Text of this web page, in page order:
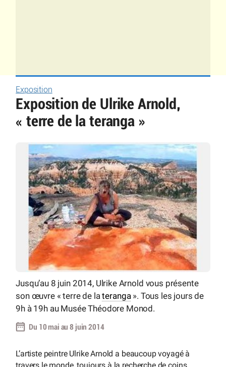
Exposition
Exposition de Ulrike Arnold,
« terre de la teranga »
Jusqu’au 8 juin 2014, Ulrike Arnold vous présente
son œuvre « terre de lateranga ». Tous les jours de
9h à 19h au Musée Théodore Monod.
Du 10 mai au 8 juin 2014
L’artiste peintre Ulrike Arnold a beaucoup voyagé à